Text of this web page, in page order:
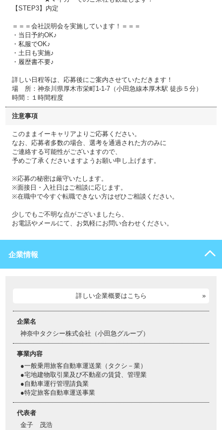
【STEP3】内定
＝＝＝会社説明会を実施しています！＝＝＝
・当日予約OK♪
・私服でOK♪
・土日も実施♪
・履歴書不要♪
詳しい日程等は、応募後にご案内させていただきます！
場 所：神奈川県厚木市栄町1-1-7（小田急線本厚木駅 徒歩５分）
時間：１時間程度
注意事項
このままイーキャリアよりご応募ください。
なお、応募者多数の場合、選考を通過された方のみに
ご連絡する可能性がございますので、
予めご了承くださいますようお願い申し上げます。
※応募の秘密は厳守いたします。
※面接日・入社日はご相談に応じます。
※在職中で今すぐ転職できない方はぜひご相談ください。
少しでもご不明な点がございましたら、
お電話やメールにて、お気軽にお問い合わせください。
企業情報
詳しい企業概要はこちら
企業名
神奈中タクシー株式会社（小田急グループ）
事業内容
●一般乗用旅客自動車運送業（タクシ－業）
●宅地建物取引業及び不動産の賃貸、管理業
●自動車運行管理請負業
●特定旅客自動車運送事業
代表者
金子 茂浩